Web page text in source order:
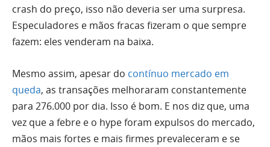
crash do preço, isso não deveria ser uma surpresa.
Especuladores e mãos fracas fizeram o que sempre
fazem: eles venderam na baixa.
Mesmo assim, apesar do contínuo mercado em
queda, as transações melhoraram constantemente
para 276.000 por dia. Isso é bom. E nos diz que, uma
vez que a febre e o hype foram expulsos do mercado,
mãos mais fortes e mais firmes prevaleceram e se